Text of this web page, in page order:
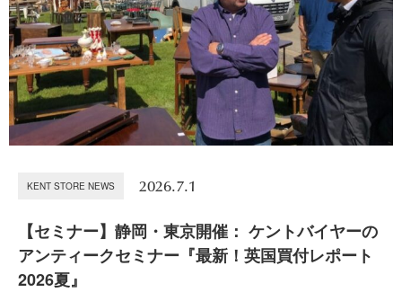
KENT STORE NEWS 2026.7.1
【セミナー】静岡・東京開催： ケントバイヤーの
アンティークセミナー『最新！英国買付レポート
2026夏』